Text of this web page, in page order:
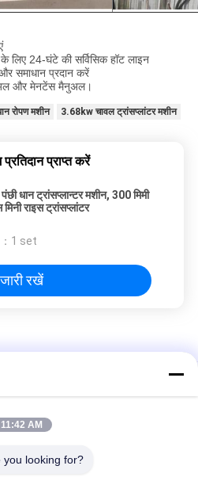
लिए 24-घंटे की सर्विसिक हॉट लाइन
समाधान प्रदान करें
और मेनटेंस मैनुअल।
रोपण मशीन 3.68kw चावल ट्रांसप्लांटर मशीन
प्राप्त करें
धान ट्रांसप्लान्टर मशीन, 300 मिमी
मिनी राइस ट्रांसप्लांटर
1 set
जारी रखें
मशीन 300 मिमी रो स्पेस
11:42 AM
you looking for?